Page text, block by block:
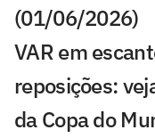
(01/06/2026)
VAR em
reposições:
da Copa do